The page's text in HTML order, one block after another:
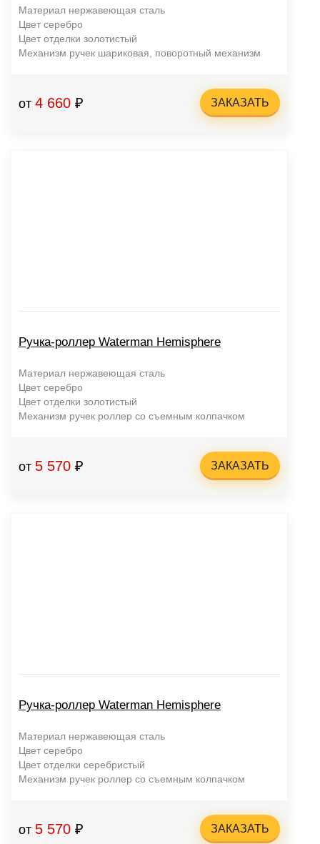
Материал нержавеющая сталь
Цвет серебро
Цвет отделки золотистый
Механизм ручек шариковая, поворотный механизм
от 4 660 ₽ ЗАКАЗАТЬ
Ручка-роллер Waterman Hemisphere
Материал нержавеющая сталь
Цвет серебро
Цвет отделки золотистый
Механизм ручек роллер со съемным колпачком
от 5 570 ₽ ЗАКАЗАТЬ
Ручка-роллер Waterman Hemisphere
Материал нержавеющая сталь
Цвет серебро
Цвет отделки серебристый
Механизм ручек роллер со съемным колпачком
от 5 570 ₽ ЗАКАЗАТЬ